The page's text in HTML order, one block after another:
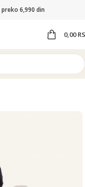
preko 6,990 din
0,00